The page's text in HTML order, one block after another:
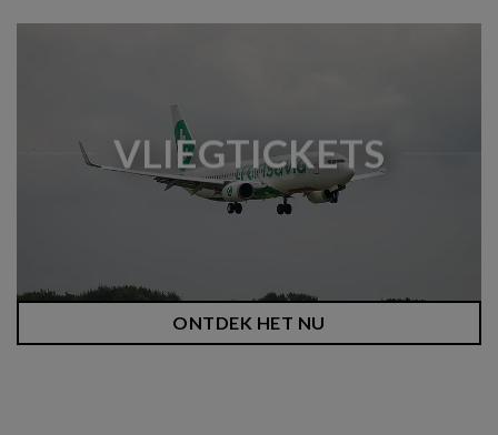
VLIEGTICKETS
ONTDEK HET NU